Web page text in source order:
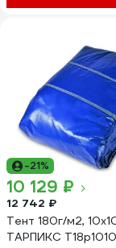
-21%
10 129 ₽
12 742 ₽
Тент 180г/м2,
ТАРПИКС Т18р1010